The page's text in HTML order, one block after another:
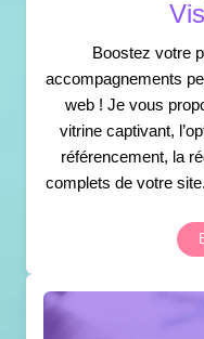
Boostez votre
accompagnements
web ! Je vous
vitrine captivant,
référencement, la
complets de votre